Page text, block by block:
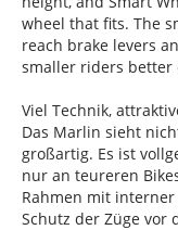
wheel that fits. The
reach brake levers
smaller riders better
Viel Technik,
Das Marlin sieht
großartig. Es ist
nur an teureren
Rahmen mit
Schutz der Züge vor